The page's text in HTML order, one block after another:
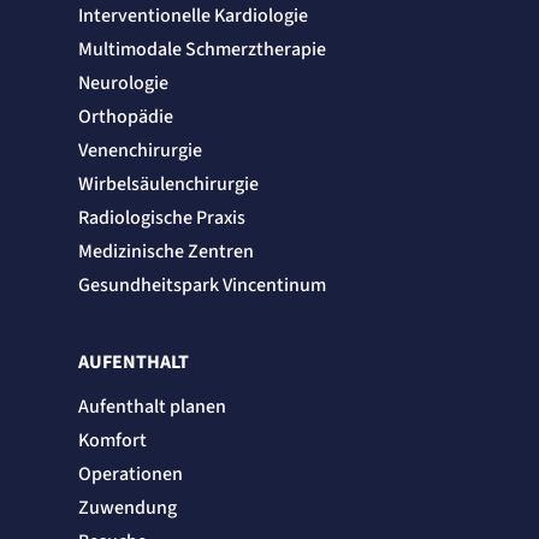
Interventionelle Kardiologie
Multimodale Schmerztherapie
Neurologie
Orthopädie
Venenchirurgie
Wirbelsäulenchirurgie
Radiologische Praxis
Medizinische Zentren
Gesundheitspark Vincentinum
AUFENTHALT
Aufenthalt planen
Komfort
Operationen
Zuwendung
Session
Einverständnis-Cookie
cookie_consent
Anbieter:
Zweck:
Speichert den Zustimmungsstatus des Benutzers für Cookies auf der aktuellen
Domäne.
Cookie Laufzeit:
Statistik Cookies erfassen Informationen
zu verstehen, wie unsere Besucher unsere
Website nutzen.
Matelso Telefontracking